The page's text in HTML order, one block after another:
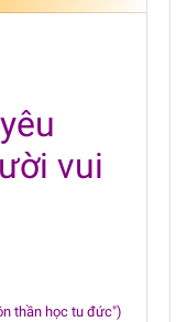
vui
thần học tu đức")